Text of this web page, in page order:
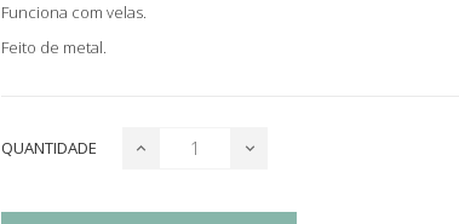
Funciona com velas.
Feito de metal.
QUANTIDADE